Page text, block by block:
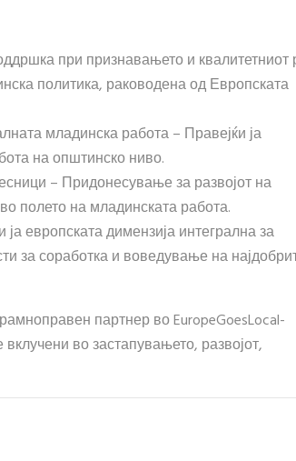
при признавањето и квалитетниот
политика, раководена од Европската
младинска работа – Правејќи ја
на општинско ниво.
– Придонесување за развојот на
полето на младинската работа.
европската димензија интегрална за
за соработка и воведување на
партнер во EuropeGoesLocal-
во застапувањето, развојот,